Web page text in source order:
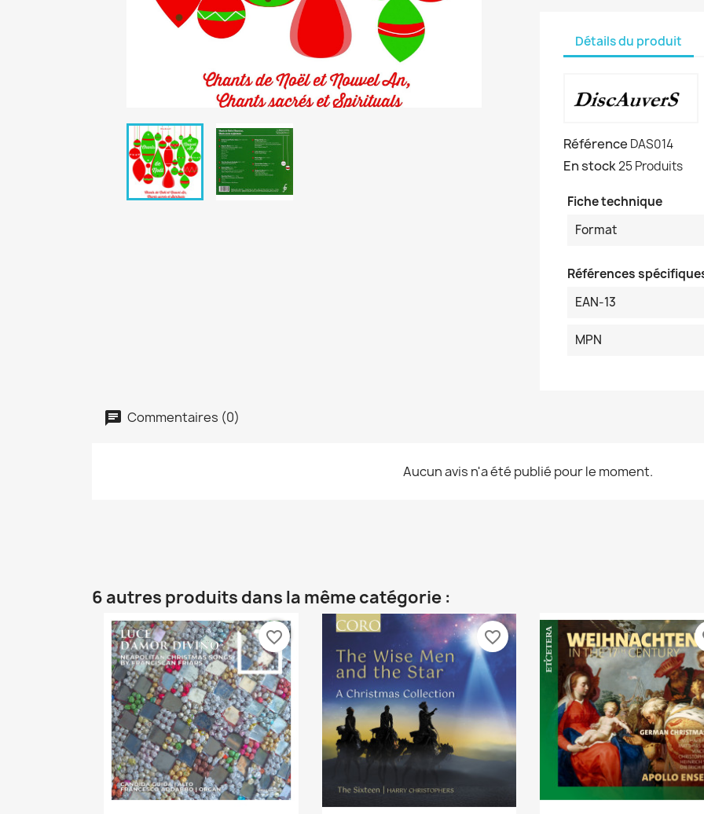
Détails du produit
Référence DAS014
En stock25 Produits
Fiche technique
Format
Références
EAN-13
MPN
Commentaires (0)
Aucun avis n'a été publié pour le moment.
6 autres produits dans la même catégorie :
favorite_border favorite_border